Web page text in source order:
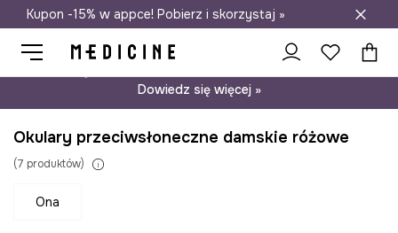
Darmowa dostawa do salonów
Kupon -15% w appce! Pobierz i skorzystaj »
Dowiedz się więcej »
Okulary przeciwsłoneczne damskie różowe
(7 produktów)
ona